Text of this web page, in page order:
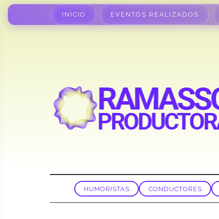
INICIO EVENTOS REALIZADOS
HUMORISTAS CONDUCTORES